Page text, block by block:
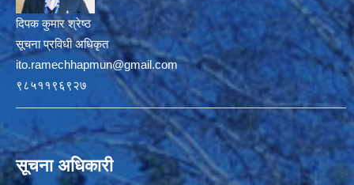
दिपक कुमार श्रेष्ठ
सूचना प्रविधी अधिकृत
ito.ramechhapmun@gmail.com
९८५११९६९२७
सूचना अधिकारी